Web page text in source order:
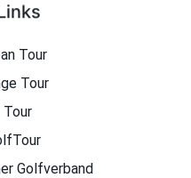
Tour
Tour
Tour
Golfverband